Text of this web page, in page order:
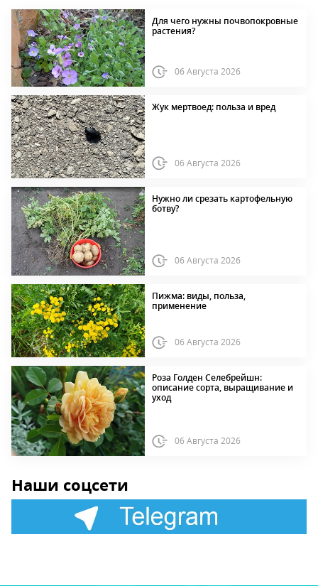
Для чего нужны почвопокровные
растения?
06 Августа 2026
Жук мертвоед: польза и вред
06 Августа 2026
Нужно ли срезать картофельную
ботву?
06 Августа 2026
Пижма: виды, польза,
применение
06 Августа 2026
Роза Голден Селебрейшн:
описание сорта, выращивание и
уход
06 Августа 2026
Наши соцсети